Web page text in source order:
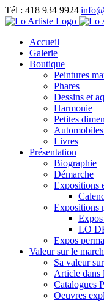
Passer
au
Tél : 418 934 9924|
Facebook
Instagram
Email
Pinterest
YouTube
Accueil
Galerie
Boutique
Peintures
Phares
Dessins et
Harmonie
Petites
Livres
Présentation
Biographie
Démarche
Expositions
Expositions
Expos
LO
Expos
Valeur sur le
Sa valeur
Article dans
Catalogues
Oeuvres